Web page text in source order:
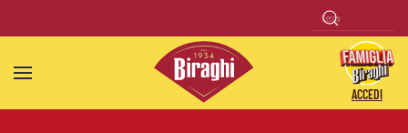
Skip to main content
ACCEDI